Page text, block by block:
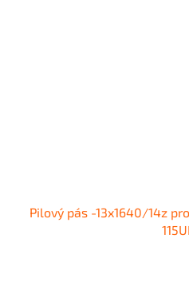
Pilový pás -13x1640/14z pro